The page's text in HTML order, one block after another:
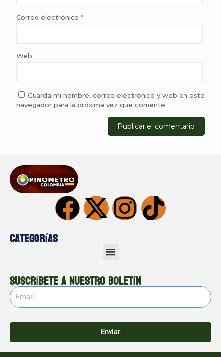
Correo electrónico *
Web
Guarda mi nombre, correo electrónico y web en este
navegador para la próxima vez que comente.
Categorías
Suscríbete a nuestro boletín
Enviar